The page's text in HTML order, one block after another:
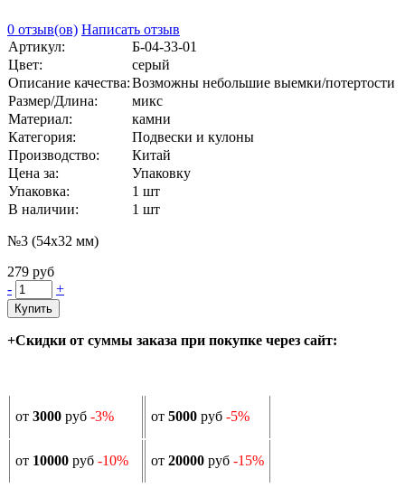
0 отзыв(ов) Написать отзыв
Артикул:
Б-04-33-01
Цвет:
серый
Описание качества:Возможны небольшие выемки/потертости
Размер/Длина:
микс
Материал:
камни
Категория:
Подвески и кулоны
Производство:
Китай
Цена за:
Упаковку
Упаковка:
1 шт
В наличии:
1 шт
№3 (54х32 мм)
279 руб
-
+
Купить
+Скидки от суммы заказа при покупке через сайт:
от 3000 руб -3% от 5000 руб -5%
от 10000 руб -10% от 20000 руб -15%